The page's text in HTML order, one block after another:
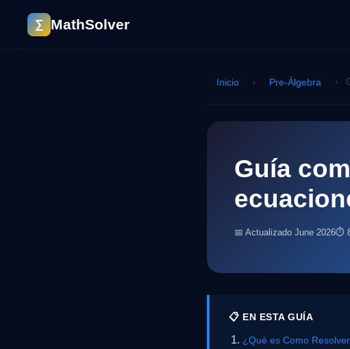
∑ MathSolver
Inicio › Pre-Álgebra ›
Guía
📅 Actualizado June 2026⏱
📋 EN ESTA GUÍA
¿Qué es Como